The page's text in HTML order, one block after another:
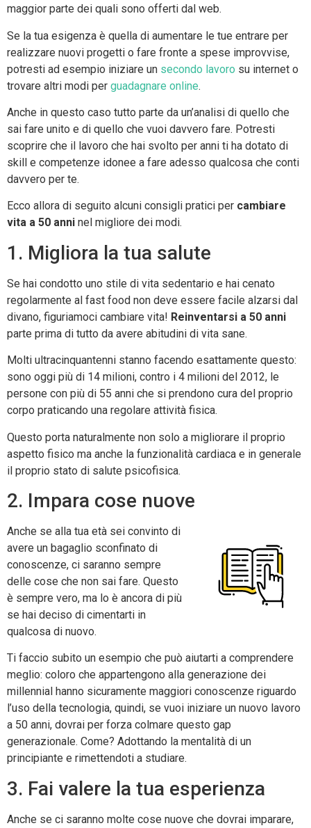
maggior parte dei quali sono offerti dal web.
Se la tua esigenza è quella di aumentare le tue entrare per
realizzare nuovi progetti o fare fronte a spese improvvise,
potresti ad esempio iniziare un secondo lavoro su internet o
trovare altri modi per guadagnare online.
Anche in questo caso tutto parte da un’analisi di quello che
sai fare unito e di quello che vuoi davvero fare. Potresti
scoprire che il lavoro che hai svolto per anni ti ha dotato di
skill e competenze idonee a fare adesso qualcosa che conti
davvero per te.
Ecco allora di seguito alcuni consigli pratici per cambiare
vita a 50 anni nel migliore dei modi.
1. Migliora la tua salute
Se hai condotto uno stile di vita sedentario e hai cenato
regolarmente al fast food non deve essere facile alzarsi dal
divano, figuriamoci cambiare vita! Reinventarsi a 50 anni
parte prima di tutto da avere abitudini di vita sane.
Molti ultracinquantenni stanno facendo esattamente questo:
sono oggi più di 14 milioni, contro i 4 milioni del 2012, le
persone con più di 55 anni che si prendono cura del proprio
corpo praticando una regolare attività fisica.
Questo porta naturalmente non solo a migliorare il proprio
aspetto fisico ma anche la funzionalità cardiaca e in generale
il proprio stato di salute psicofisica.
2. Impara cose nuove
Anche se alla tua età sei convinto di
avere un bagaglio sconfinato di
conoscenze, ci saranno sempre
delle cose che non sai fare. Questo
è sempre vero, ma lo è ancora di più
se hai deciso di cimentarti in
qualcosa di nuovo.
Ti faccio subito un esempio che può aiutarti a comprendere
meglio: coloro che appartengono alla generazione dei
millennial hanno sicuramente maggiori conoscenze riguardo
l’uso della tecnologia, quindi, se vuoi iniziare un nuovo lavoro
a 50 anni, dovrai per forza colmare questo gap
generazionale. Come? Adottando la mentalità di un
principiante e rimettendoti a studiare.
3. Fai valere la tua esperienza
Anche se ci saranno molte cose nuove che dovrai imparare,